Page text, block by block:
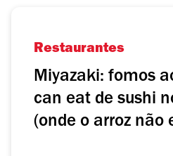
Restaurantes
Miyazaki: fomos
can eat de sushi
(onde o arroz não